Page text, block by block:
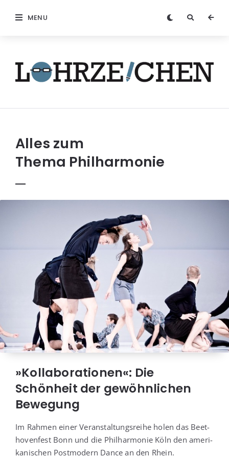
MENU
Alles zum
Thema Philharmonie
»Kollaborationen«: Die
Schönheit der gewöhnlichen
Bewegung
Im Rah­men einer Ver­an­stal­tungs­rei­he holen das Beet­
ho­ven­fest Bonn und die Phil­har­mo­nie Köln den ame­ri­
ka­ni­schen Post­mo­dern Dance an den Rhein.